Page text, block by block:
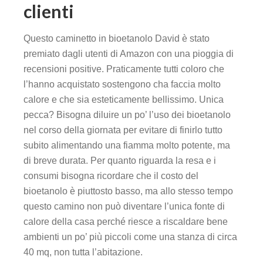
Panel
Panel
Panel
Panel
panel
clienti
Questo caminetto in bioetanolo David è stato
premiato dagli utenti di Amazon con una pioggia di
recensioni positive. Praticamente tutti coloro che
l’hanno acquistato sostengono cha faccia molto
calore e che sia esteticamente bellissimo. Unica
pecca? Bisogna diluire un po’ l’uso dei bioetanolo
nel corso della giornata per evitare di finirlo tutto
subito alimentando una fiamma molto potente, ma
di breve durata. Per quanto riguarda la resa e i
consumi bisogna ricordare che il costo del
bioetanolo è piuttosto basso, ma allo stesso tempo
questo camino non può diventare l’unica fonte di
calore della casa perché riesce a riscaldare bene
ambienti un po’ più piccoli come una stanza di circa
40 mq, non tutta l’abitazione.